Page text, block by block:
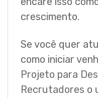
crescimento.
Se você quer
como iniciar
Projeto para
Recrutadores o